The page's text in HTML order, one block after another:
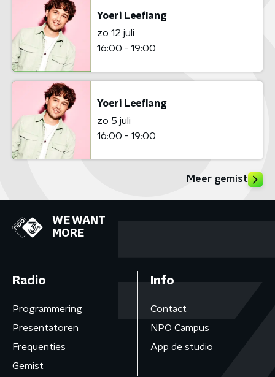
Yoeri Leeflang
zo 12 juli
16:00 - 19:00
Yoeri Leeflang
zo 5 juli
16:00 - 19:00
Meer gemist
WE WANT
MORE
Radio
Programmering
Presentatoren
Frequenties
Gemist
Info
Contact
NPO Campus
App de studio